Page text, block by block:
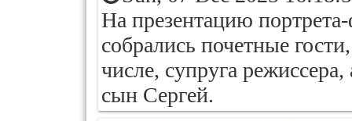
На презентацию
собрались почетные
числе, супруга
сын Сергей.